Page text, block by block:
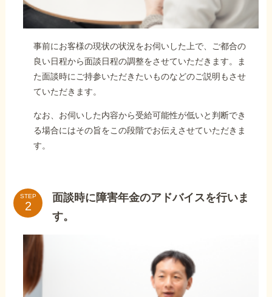
事前にお客様の現状の状況をお伺いした上で、ご都合の
良い日程から面談日程の調整をさせていただきます。ま
た面談時にご持参いただきたいものなどのご説明もさせ
ていただきます。
なお、お伺いした内容から受給可能性が低いと判断でき
る場合にはその旨をこの段階でお伝えさせていただきま
す。
STEP
面談時に障害年金のアドバイスを行いま
す。